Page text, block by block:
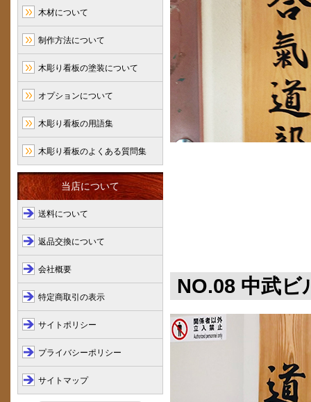
NO.08 中武ビ
木材について
制作方法について
木彫り看板の塗装について
オプションについて
木彫り看板の用語集
木彫り看板のよくある質問集
当店について
送料について
返品交換について
会社概要
特定商取引の表示
サイトポリシー
プライバシーポリシー
サイトマップ